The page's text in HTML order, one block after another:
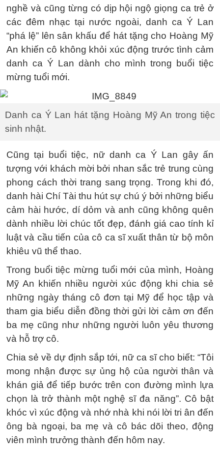
nghề và cũng từng có dịp hội ngộ giọng ca trẻ ở
các đêm nhạc tại nước ngoài, danh ca Ý Lan
“phá lệ” lên sân khấu để hát tặng cho Hoàng Mỹ
An khiến cô không khỏi xúc động trước tình cảm
danh ca Ý Lan dành cho mình trong buổi tiệc
mừng tuổi mới.
Danh ca Ý Lan hát tặng Hoàng Mỹ An trong tiệc
sinh nhật.
Cũng tại buổi tiệc, nữ danh ca Ý Lan gây ấn
tượng với khách mời bởi nhan sắc trẻ trung cùng
phong cách thời trang sang trọng. Trong khi đó,
danh hài Chí Tài thu hút sự chú ý bởi những biểu
cảm hài hước, dí dỏm và anh cũng không quên
dành nhiều lời chúc tốt đẹp, đánh giá cao tính kỉ
luật và cầu tiến của cô ca sĩ xuất thân từ bộ môn
khiêu vũ thể thao.
Trong buổi tiệc mừng tuổi mới của mình, Hoàng
Mỹ An khiến nhiều người xúc động khi chia sẻ
những ngày tháng cô đơn tại Mỹ để học tập và
tham gia biểu diễn đồng thời gửi lời cảm ơn đến
ba mẹ cũng như những người luôn yêu thương
và hỗ trợ cô.
Chia sẻ về dự định sắp tới, nữ ca sĩ cho biết: “Tôi
mong nhận được sự ủng hộ của người thân và
khán giả để tiếp bước trên con đường mình lựa
chọn là trở thành một nghệ sĩ đa năng”. Cô bật
khóc vì xúc động và nhớ nhà khi nói lời tri ân đến
ông bà ngoại, ba mẹ và cô bác dõi theo, động
viên mình trưởng thành đến hôm nay.